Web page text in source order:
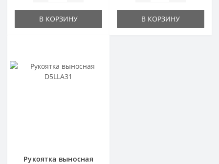
В КОРЗИНУ В КОРЗИНУ
Рукоятка выносная